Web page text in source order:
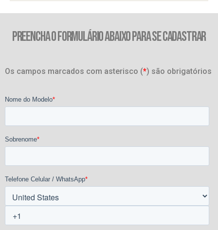
PREENCHA O FORMULÁRIO ABAIXO PARA SE CADASTRAR
Os campos marcados com asterisco (*) são obrigatórios